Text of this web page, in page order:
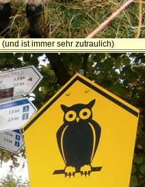
(und ist immer sehr zutraulich)